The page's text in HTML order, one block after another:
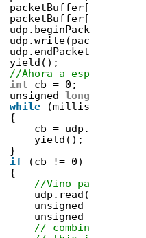
packetBuffer[14] = 49;
packetBuffer[15] = 52;
udp.write(packetBuffer,
udp.endPacket();
yield();
//Ahora a esperar la
int
cb = 0;
unsigned long
while
(millis() - mi <
{
cb =
yield();
}
if
(cb != 0)
{
//Vino paquete
unsigned
unsigned
// combine the